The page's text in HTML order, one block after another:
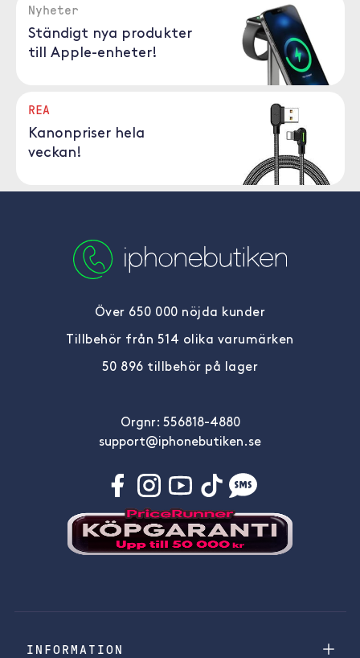
Nyheter
Ständigt nya produkter
till Apple-enheter!
REA
Kanonpriser hela
veckan!
Över 650 000 nöjda kunder
Tillbehör från 514 olika varumärken
50 896 tillbehör på lager
Orgnr: 556818-4880
support@iphonebutiken.se
INFORMATION